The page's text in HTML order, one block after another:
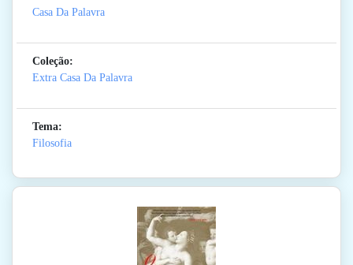
Casa Da Palavra
Coleção:
Extra Casa Da Palavra
Tema:
Filosofia